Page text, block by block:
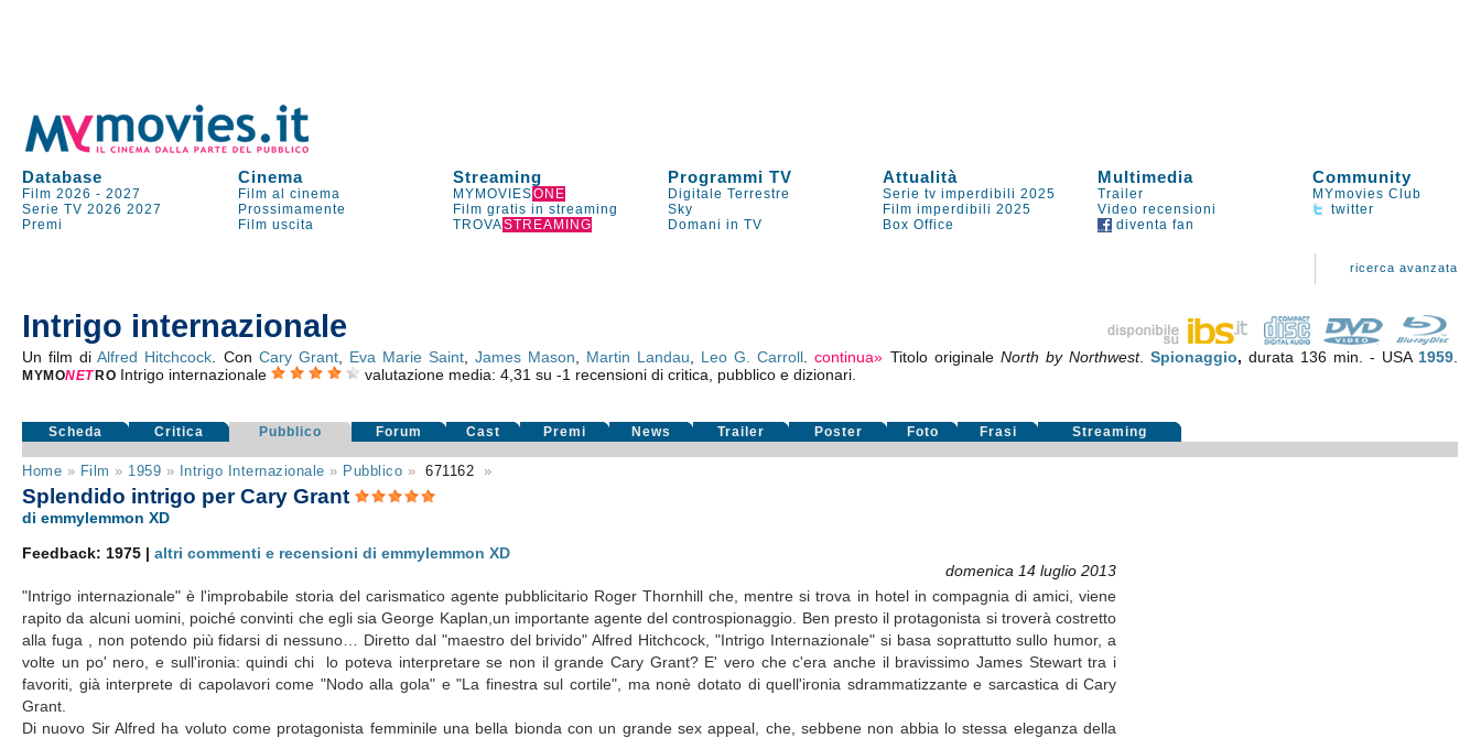
Database Cinema Streaming Programmi TV Attualità Multimedia Community
Film 2026 -2027 Film al cinema MYMOVIESONE Digitale Terrestre Serie tv imperdibili 2025 Trailer
MYmovies Club
Serie TV 2026 2027 Prossimamente Film gratis in streaming Sky Film imperdibili 2025 Video recensioni
twitter
Premi
Film uscita TROVASTREAMING Domani in TV Box Office diventa fan
ricerca avanzata
Intrigo internazionale
Un film diAlfred Hitchcock . Con Cary Grant, Eva Marie Saint, James Mason Martin Landau Leo G. Carroll .continua» Titolo originale North by Northwest. Spionaggio, durata 136 min. - USA 1959
MYMONET RO Intrigo internazionale valutazione media: 4,31 su -1 recensioni di critica, pubblico e dizionari.
Scheda Critica Pubblico Forum Cast Premi News Trailer Poster Foto Frasi Streaming
Home » Film » 1959 » Intrigo Internazionale » Pubblico » 671162 »
Splendido intrigo per Cary Grant
di emmylemmon XD
Feedback: 1975 |altri commenti e recensioni di emmylemmon XD
domenica 14 luglio 2013
"Intrigo internazionale" è l'improbabile storia del carismatico agente pubblicitario Roger Thornhill che, mentre si trova in hotel in compagnia di amici, viene
rapito da alcuni uomini, poiché convinti che egli sia George Kaplan,un importante agente del controspionaggio. Ben presto il protagonista si troverà costretto
alla fuga , non potendo più fidarsi di nessuno… Diretto dal "maestro del brivido" Alfred Hitchcock, "Intrigo Internazionale" si basa soprattutto sullo humor, a
volte un po' nero, e sull'ironia: quindi chi lo poteva interpretare se non il grande Cary Grant? E' vero che c'era anche il bravissimo James Stewart tra i
favoriti, già interprete di capolavori come "Nodo alla gola" e "La finestra sul cortile", ma nonè dotato di quell'ironia sdrammatizzante e sarcastica di Cary
Grant.
Di nuovo Sir Alfred ha voluto come protagonista femminile una bella bionda con un grande sex appeal, che, sebbene non abbia lo stessa eleganza della